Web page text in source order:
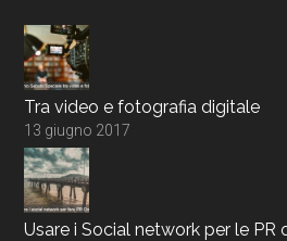
Tra video e fotografia digitale
13 giugno 2017
Usare i Social network per le PR